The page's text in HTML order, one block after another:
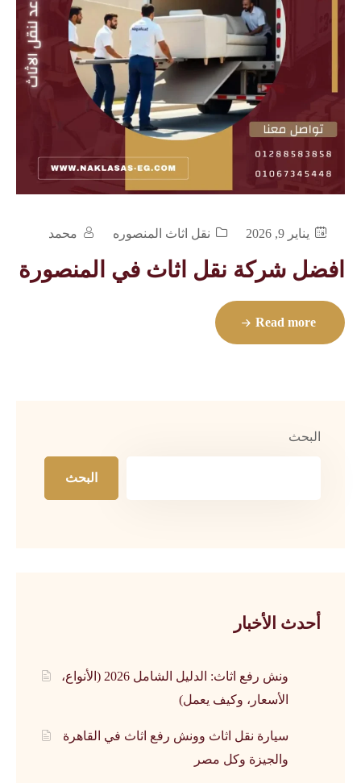
يناير 9, 2026 نقل اثاث المنصوره محمد
افضل شركة نقل اثاث في المنصورة
Read more
البحث
البحث
أحدث الأخبار
ونش رفع اثاث: الدليل الشامل 2026 (الأنواع،
الأسعار، وكيف يعمل)
سيارة نقل اثاث وونش رفع اثاث في القاهرة
والجيزة وكل مصر